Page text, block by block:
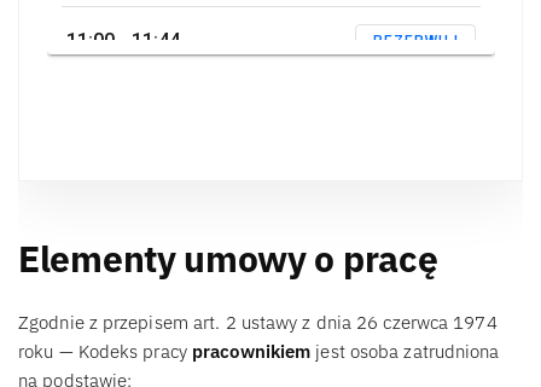
Elementy umowy o pracę
Zgodnie z przepisem art. 2 ustawy z dnia 26 czerwca 1974
roku — Kodeks pracy pracownikiem jest osoba zatrudniona
na podstawie: